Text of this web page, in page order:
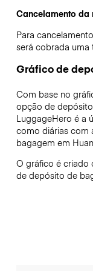
Cancelamento da
Para
será cobrada uma
Gráfico de
Com base no
opção de
LuggageHero é a
como diárias com
bagagem em
O gráfico é criado
de depósito de